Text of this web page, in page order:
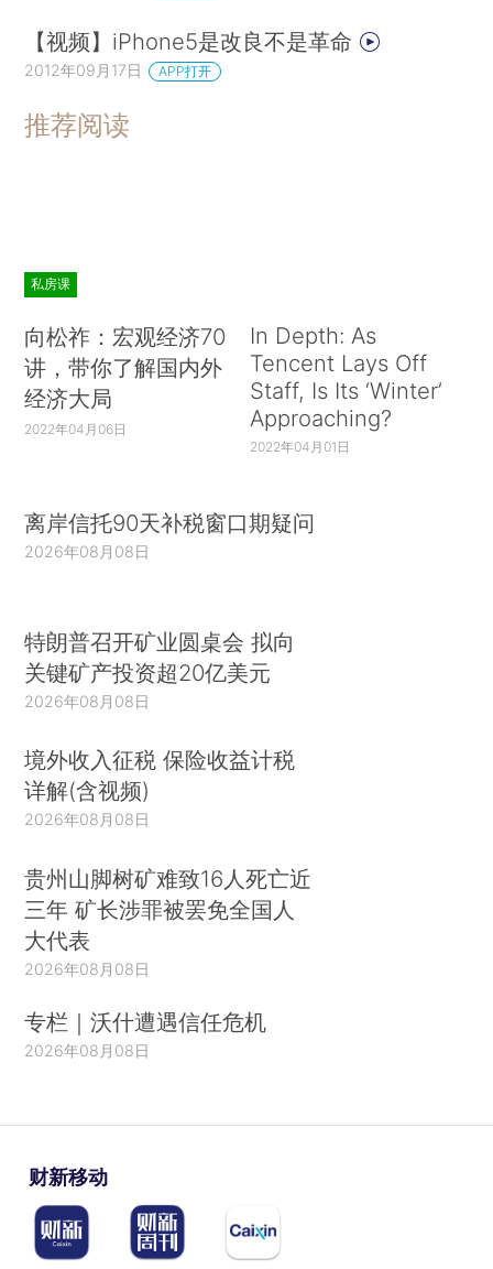
【视频】iPhone5是改良不是革命
2012年09月17日 APP打开
推荐阅读
私房课
向松祚：宏观经济70
讲，带你了解国内外
经济大局
2022年04月06日
In Depth: As
Tencent Lays Off
Staff, Is Its ‘Winter’
Approaching?
2022年04月01日
离岸信托90天补税窗口期疑问
2026年08月08日
特朗普召开矿业圆桌会 拟向
关键矿产投资超20亿美元
2026年08月08日
境外收入征税 保险收益计税
详解(含视频)
2026年08月08日
贵州山脚树矿难致16人死亡近
三年 矿长涉罪被罢免全国人
大代表
2026年08月08日
专栏｜沃什遭遇信任危机
2026年08月08日
财新移动